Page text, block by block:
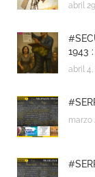
abril
1943
abril 4,
marzo